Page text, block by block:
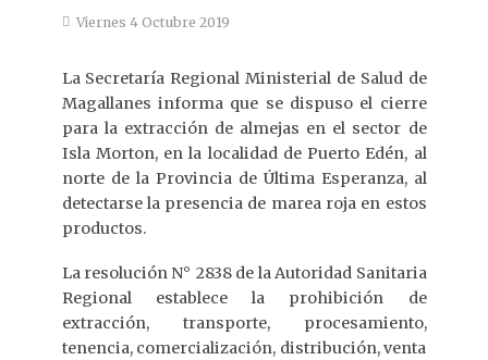
Viernes 4 Octubre 2019
La Secretaría Regional Ministerial de Salud de
Magallanes informa que se dispuso el cierre
para la extracción de almejas en el sector de
Isla Morton, en la localidad de Puerto Edén, al
norte de la Provincia de Última Esperanza, al
detectarse la presencia de marea roja en estos
productos.
La resolución N° 2838 de la Autoridad Sanitaria
Regional establece la prohibición de
extracción, transporte, procesamiento,
tenencia, comercialización, distribución, venta